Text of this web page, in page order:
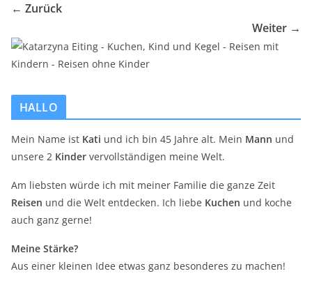
← Zurück
Weiter →
HALLO
Mein Name ist Kati und ich bin 45 Jahre alt. Mein Mann und
unsere 2 Kinder vervollständigen meine Welt.
Am liebsten würde ich mit meiner Familie die ganze Zeit
Reisen und die Welt entdecken. Ich liebe Kuchen und koche
auch ganz gerne!
Meine Stärke?
Aus einer kleinen Idee etwas ganz besonderes zu machen!